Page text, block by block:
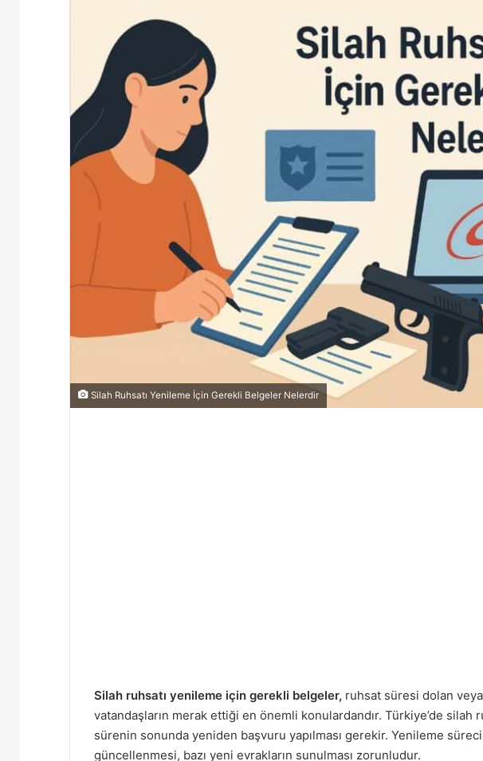
Silah Ruhsatı Yenileme İçin Gerekli Belgeler Nelerdir
Silah ruhsatı yenileme için gerekli belgeler, ruhsat süresi dolan
vatandaşların merak ettiği en önemli konulardandır. Türkiye’de silah
sürenin sonunda yeniden başvuru yapılması gerekir. Yenileme
güncellenmesi, bazı yeni evrakların sunulması zorunludur.